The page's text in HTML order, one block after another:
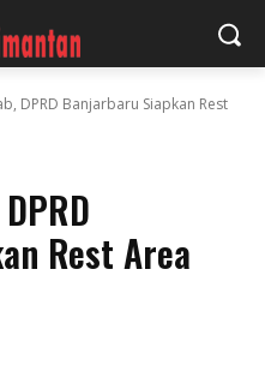
DPRD Banjarbaru Siapkan Rest
Rest Area